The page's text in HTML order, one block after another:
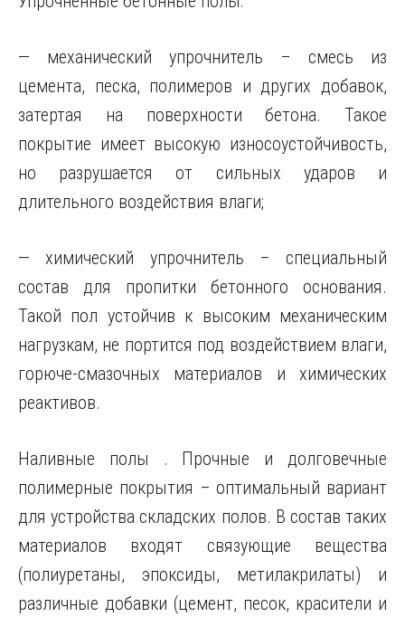
— механический упрочнитель – смесь из
цемента, песка, полимеров и других добавок,
затертая на поверхности бетона. Такое
покрытие имеет высокую износоустойчивость,
но разрушается от сильных ударов и
длительного воздействия влаги;
— химический упрочнитель – специальный
состав для пропитки бетонного основания.
Такой пол устойчив к высоким механическим
нагрузкам, не портится под воздействием влаги,
горюче-смазочных материалов и химических
реактивов.
Наливные полы . Прочные и долговечные
полимерные покрытия – оптимальный вариант
для устройства складских полов. В состав таких
материалов входят связующие вещества
(полиуретаны, эпоксиды, метилакрилаты) и
различные добавки (цемент, песок, красители и